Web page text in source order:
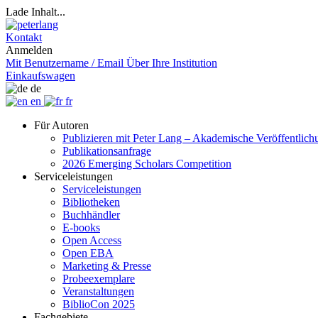
Lade Inhalt...
Kontakt
Anmelden
Mit Benutzername / Email Über Ihre Institution
Einkaufswagen
de
en
fr
Für Autoren
Publizieren mit Peter Lang – Akademische
Publikationsanfrage
2026 Emerging Scholars Competition
Serviceleistungen
Serviceleistungen
Bibliotheken
Buchhändler
E-books
Open Access
Open EBA
Marketing & Presse
Probeexemplare
Veranstaltungen
BiblioCon 2025